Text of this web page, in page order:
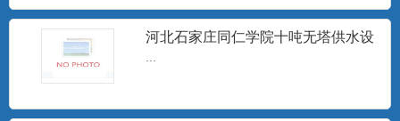
河北石家庄同仁学院十吨无塔供水设
...